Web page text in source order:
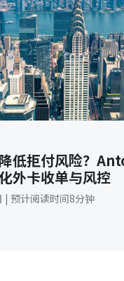
低拒付风险？
外卡收单与风控
| 预计阅读时间8分钟